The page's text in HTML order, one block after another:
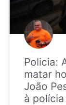
Policia:
matar
João
à polícia